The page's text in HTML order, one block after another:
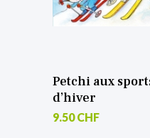
Petchi aux sports